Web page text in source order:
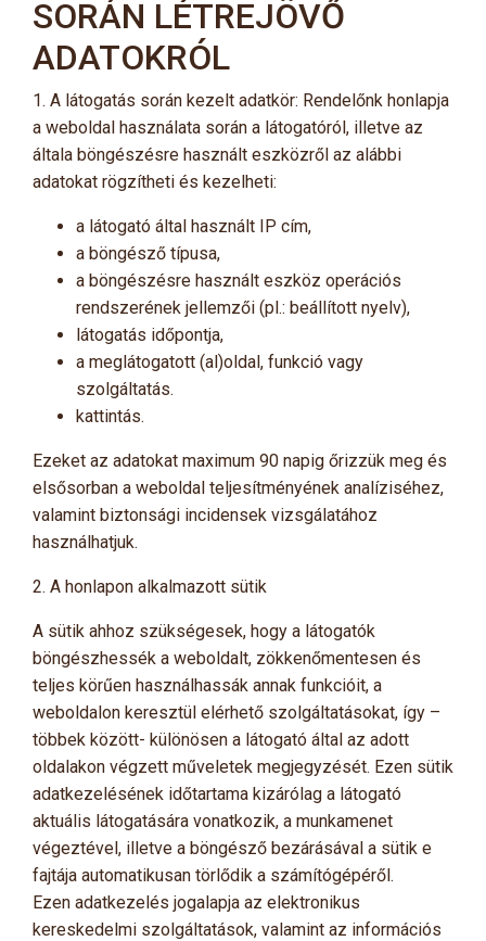
SORÁN LÉTREJÖVŐ
ADATOKRÓL
1. A látogatás során kezelt adatkör: Rendelőnk honlapja
a weboldal használata során a látogatóról, illetve az
általa böngészésre használt eszközről az alábbi
adatokat rögzítheti és kezelheti:
a látogató által használt IP cím,
a böngésző típusa,
a böngészésre használt eszköz operációs
rendszerének jellemzői (pl.: beállított nyelv),
látogatás időpontja,
a meglátogatott (al)oldal, funkció vagy
szolgáltatás.
kattintás.
Ezeket az adatokat maximum 90 napig őrizzük meg és
elsősorban a weboldal teljesítményének analíziséhez,
valamint biztonsági incidensek vizsgálatához
használhatjuk.
2. A honlapon alkalmazott sütik
A sütik ahhoz szükségesek, hogy a látogatók
böngészhessék a weboldalt, zökkenőmentesen és
teljes körűen használhassák annak funkcióit, a
weboldalon keresztül elérhető szolgáltatásokat, így –
többek között- különösen a látogató által az adott
oldalakon végzett műveletek megjegyzését. Ezen sütik
adatkezelésének időtartama kizárólag a látogató
aktuális látogatására vonatkozik, a munkamenet
végeztével, illetve a böngésző bezárásával a sütik e
fajtája automatikusan törlődik a számítógépéről.
Ezen adatkezelés jogalapja az elektronikus
kereskedelmi szolgáltatások, valamint az információs